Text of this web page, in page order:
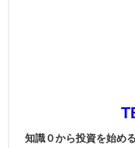
知識０から投資を始め